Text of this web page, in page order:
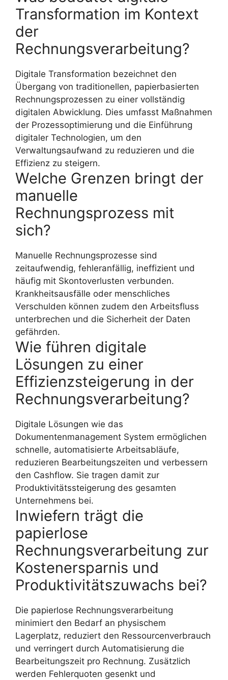
Transformation im Kontext
der
Rechnungsverarbeitung?
Digitale Transformation bezeichnet den
Übergang von traditionellen, papierbasierten
Rechnungsprozessen zu einer vollständig
digitalen Abwicklung. Dies umfasst Maßnahmen
der Prozessoptimierung und die Einführung
digitaler Technologien, um den
Verwaltungsaufwand zu reduzieren und die
Effizienz zu steigern.
Welche Grenzen bringt der
manuelle
Rechnungsprozess mit
sich?
Manuelle Rechnungsprozesse sind
zeitaufwendig, fehleranfällig, ineffizient und
häufig mit Skontoverlusten verbunden.
Krankheitsausfälle oder menschliches
Verschulden können zudem den Arbeitsfluss
unterbrechen und die Sicherheit der Daten
gefährden.
Wie führen digitale
Lösungen zu einer
Effizienzsteigerung in der
Rechnungsverarbeitung?
Digitale Lösungen wie das
Dokumentenmanagement System ermöglichen
schnelle, automatisierte Arbeitsabläufe,
reduzieren Bearbeitungszeiten und verbessern
den Cashflow. Sie tragen damit zur
Produktivitätssteigerung des gesamten
Unternehmens bei.
Inwiefern trägt die
papierlose
Rechnungsverarbeitung zur
Kostenersparnis und
Produktivitätszuwachs bei?
Die papierlose Rechnungsverarbeitung
minimiert den Bedarf an physischem
Lagerplatz, reduziert den Ressourcenverbrauch
und verringert durch Automatisierung die
Bearbeitungszeit pro Rechnung. Zusätzlich
werden Fehlerquoten gesenkt und